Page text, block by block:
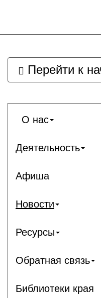
Перейти к
О нас
Деятельность
Афиша
Новости
Ресурсы
Обратная связь
Библиотеки края